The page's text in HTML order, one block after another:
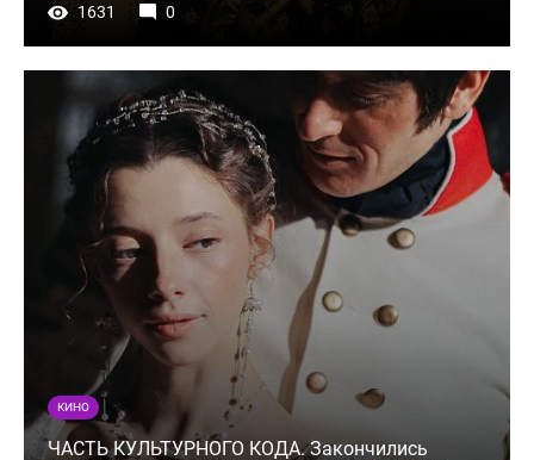
1631 0
КИНО
ЧАСТЬ КУЛЬТУРНОГО КОДА. Закончились